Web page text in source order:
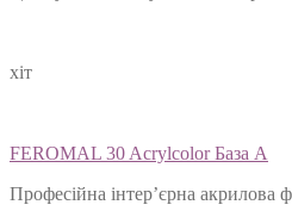
хіт
FEROMAL 30 Acrylcolor База А
Професійна інтер’єрна